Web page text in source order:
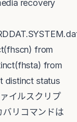
recovery
from
from
distinct status
イルスクリプ
バリコマンドは